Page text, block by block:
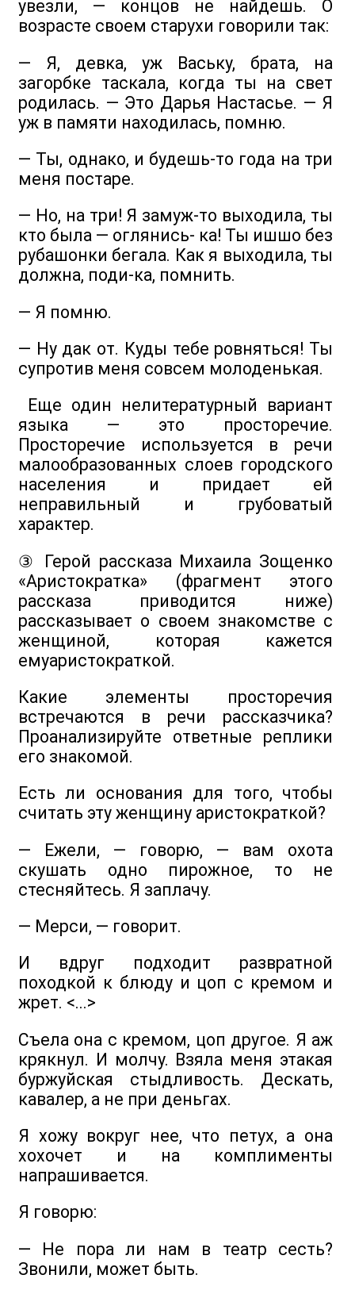
увезли, — концов не найдешь. О
возрасте своем старухи говорили так:
— Я, девка, уж Ваську, брата, на
загорбке таскала, когда ты на свет
родилась. — Это Дарья Настасье. — Я
уж в памяти находилась, помню.
— Ты, однако, и будешь-то года на три
меня постаре.
— Но, на три! Я замуж-то выходила, ты
кто была — оглянись- ка! Ты ишшо без
рубашонки бегала. Как я выходила, ты
должна, поди-ка, помнить.
— Я помню.
— Ну дак от. Куды тебе ровняться! Ты
супротив меня совсем молоденькая.
Еще один нелитературный вариант
языка — это просторечие.
Просторечие используется в речи
малообразованных слоев городского
населения и придает ей
неправильный и грубоватый
характер.
③ Герой рассказа Михаила Зощенко
«Аристократка» (фрагмент этого
рассказа приводится ниже)
рассказывает о своем знакомстве с
женщиной, которая кажется
емуаристократкой.
Какие элементы просторечия
встречаются в речи рассказчика?
Проанализируйте ответные реплики
его знакомой.
Есть ли основания для того, чтобы
считать эту женщину аристократкой?
— Ежели, — говорю, — вам охота
скушать одно пирожное, то не
стесняйтесь. Я заплачу.
— Мерси, — говорит.
И вдруг подходит развратной
походкой к блюду и цоп с кремом и
жрет. <...>
Съела она с кремом, цоп другое. Я аж
крякнул. И молчу. Взяла меня этакая
буржуйская стыдливость. Дескать,
кавалер, а не при деньгах.
Я хожу вокруг нее, что петух, а она
хохочет и на комплименты
напрашивается.
Я говорю:
— Не пора ли нам в театр сесть?
Звонили, может быть.